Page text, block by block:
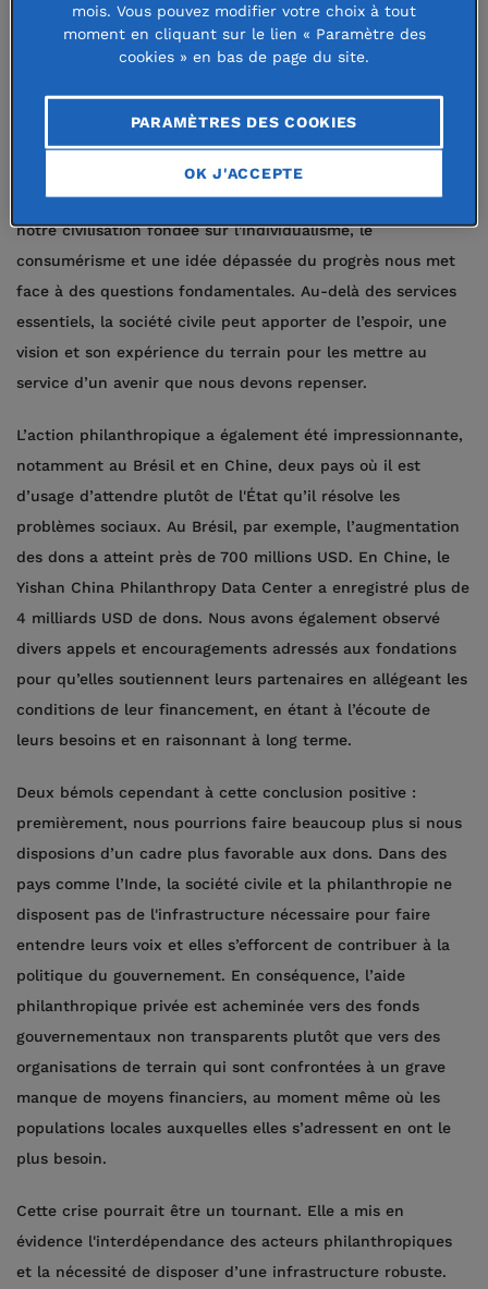
Le rôle de la société civile est essentiel pour atteindre les
communautés locales et proposer des services que les
applicables à nos sociétés. La réponse bénévole spontanée
à la crise du COVID-19 est spectaculaire, alors même que
notre civilisation fondée sur l'individualisme, le
consumérisme et une idée dépassée du progrès nous met
face à des questions fondamentales. Au-delà des services
essentiels, la société civile peut apporter de l’espoir, une
vision et son expérience du terrain pour les mettre au
service d’un avenir que nous devons repenser.
L’action philanthropique a également été impressionnante,
notamment au Brésil et en Chine, deux pays où il est
d’usage d’attendre plutôt de l'État qu’il résolve les
problèmes sociaux. Au Brésil, par exemple, l’augmentation
des dons a atteint près de 700 millions USD. En Chine, le
Yishan China Philanthropy Data Center a enregistré plus de
4 milliards USD de dons. Nous avons également observé
divers appels et encouragements adressés aux fondations
pour qu’elles soutiennent leurs partenaires en allégeant les
conditions de leur financement, en étant à l’écoute de
leurs besoins et en raisonnant à long terme.
Deux bémols cependant à cette conclusion positive :
premièrement, nous pourrions faire beaucoup plus si nous
disposions d’un cadre plus favorable aux dons. Dans des
pays comme l’Inde, la société civile et la philanthropie ne
disposent pas de l'infrastructure nécessaire pour faire
entendre leurs voix et elles s’efforcent de contribuer à la
politique du gouvernement. En conséquence, l’aide
philanthropique privée est acheminée vers des fonds
gouvernementaux non transparents plutôt que vers des
organisations de terrain qui sont confrontées à un grave
manque de moyens financiers, au moment même où les
populations locales auxquelles elles s’adressent en ont le
plus besoin.
Cette crise pourrait être un tournant. Elle a mis en
évidence l'interdépendance des acteurs philanthropiques
et la nécessité de disposer d’une infrastructure robuste.
mois. Vous pouvez modifier votre choix à tout
moment en cliquant sur le lien « Paramètre des
cookies » en bas de page du site.
PARAMÈTRES DES COOKIES
OK J'ACCEPTE